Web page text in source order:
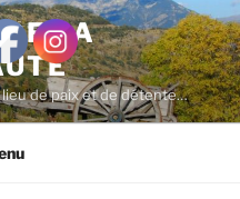
LA
de paix et de détente…